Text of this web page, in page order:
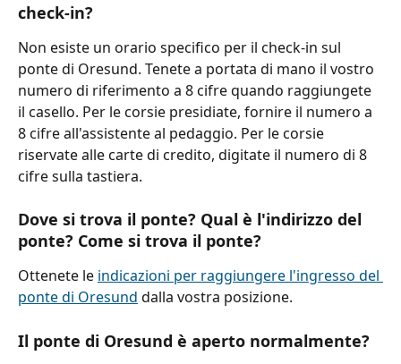
check-in?
Non esiste un orario specifico per il check-in sul
ponte di Oresund. Tenete a portata di mano il vostro
numero di riferimento a 8 cifre quando raggiungete
il casello. Per le corsie presidiate, fornire il numero a
8 cifre all'assistente al pedaggio. Per le corsie
riservate alle carte di credito, digitate il numero di 8
cifre sulla tastiera.
Dove si trova il ponte? Qual è l'indirizzo del
ponte? Come si trova il ponte?
Ottenete le indicazioni per raggiungere l'ingresso del
ponte di Oresund dalla vostra posizione.
Il ponte di Oresund è aperto normalmente?